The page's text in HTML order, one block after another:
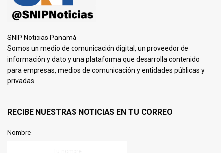
SNIP Noticias Panamá
Somos un medio de comunicación digital, un proveedor de
información y dato y una plataforma que desarrolla contenido
para empresas, medios de comunicación y entidades públicas y
privadas.
RECIBE NUESTRAS NOTICIAS EN TU CORREO
Nombre